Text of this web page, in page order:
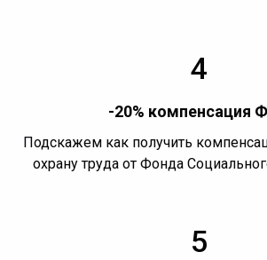
4
-20% компенсация
Подскажем как получить
охрану труда от Фонда
5